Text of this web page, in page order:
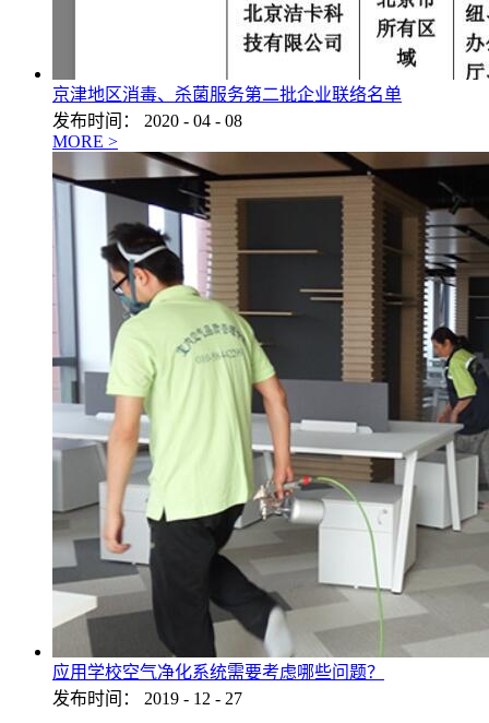
京津地区消毒、杀菌服务第二批企业联络名单
发布时间：
2020 - 04 - 08
MORE >
应用学校空气净化系统需要考虑哪些问题？
发布时间：
2019 - 12 - 27